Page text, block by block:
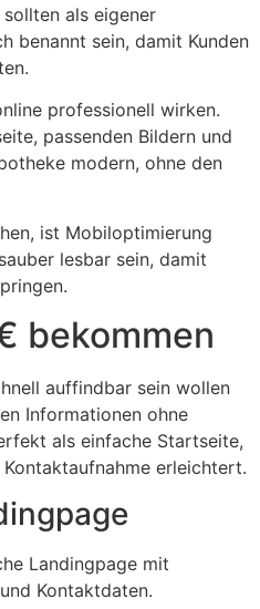
als eigener
benannt sein, damit Kunden
professionell wirken.
passenden Bildern und
modern, ohne den
ist Mobiloptimierung
lesbar sein, damit
bekommen
auffindbar sein wollen
Informationen ohne
als einfache Startseite,
erleichtert.
Landingpage mit
Kontaktdaten.